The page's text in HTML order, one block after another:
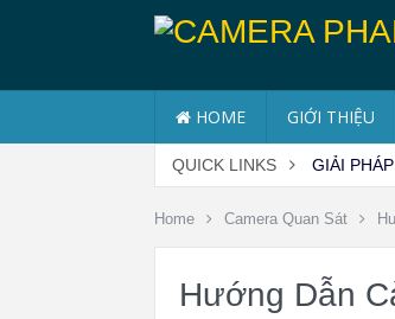
HOME GIỚI THIỆU
QUICK LINKS GIẢI
Home Camera Quan Sát
Hướng Dẫn